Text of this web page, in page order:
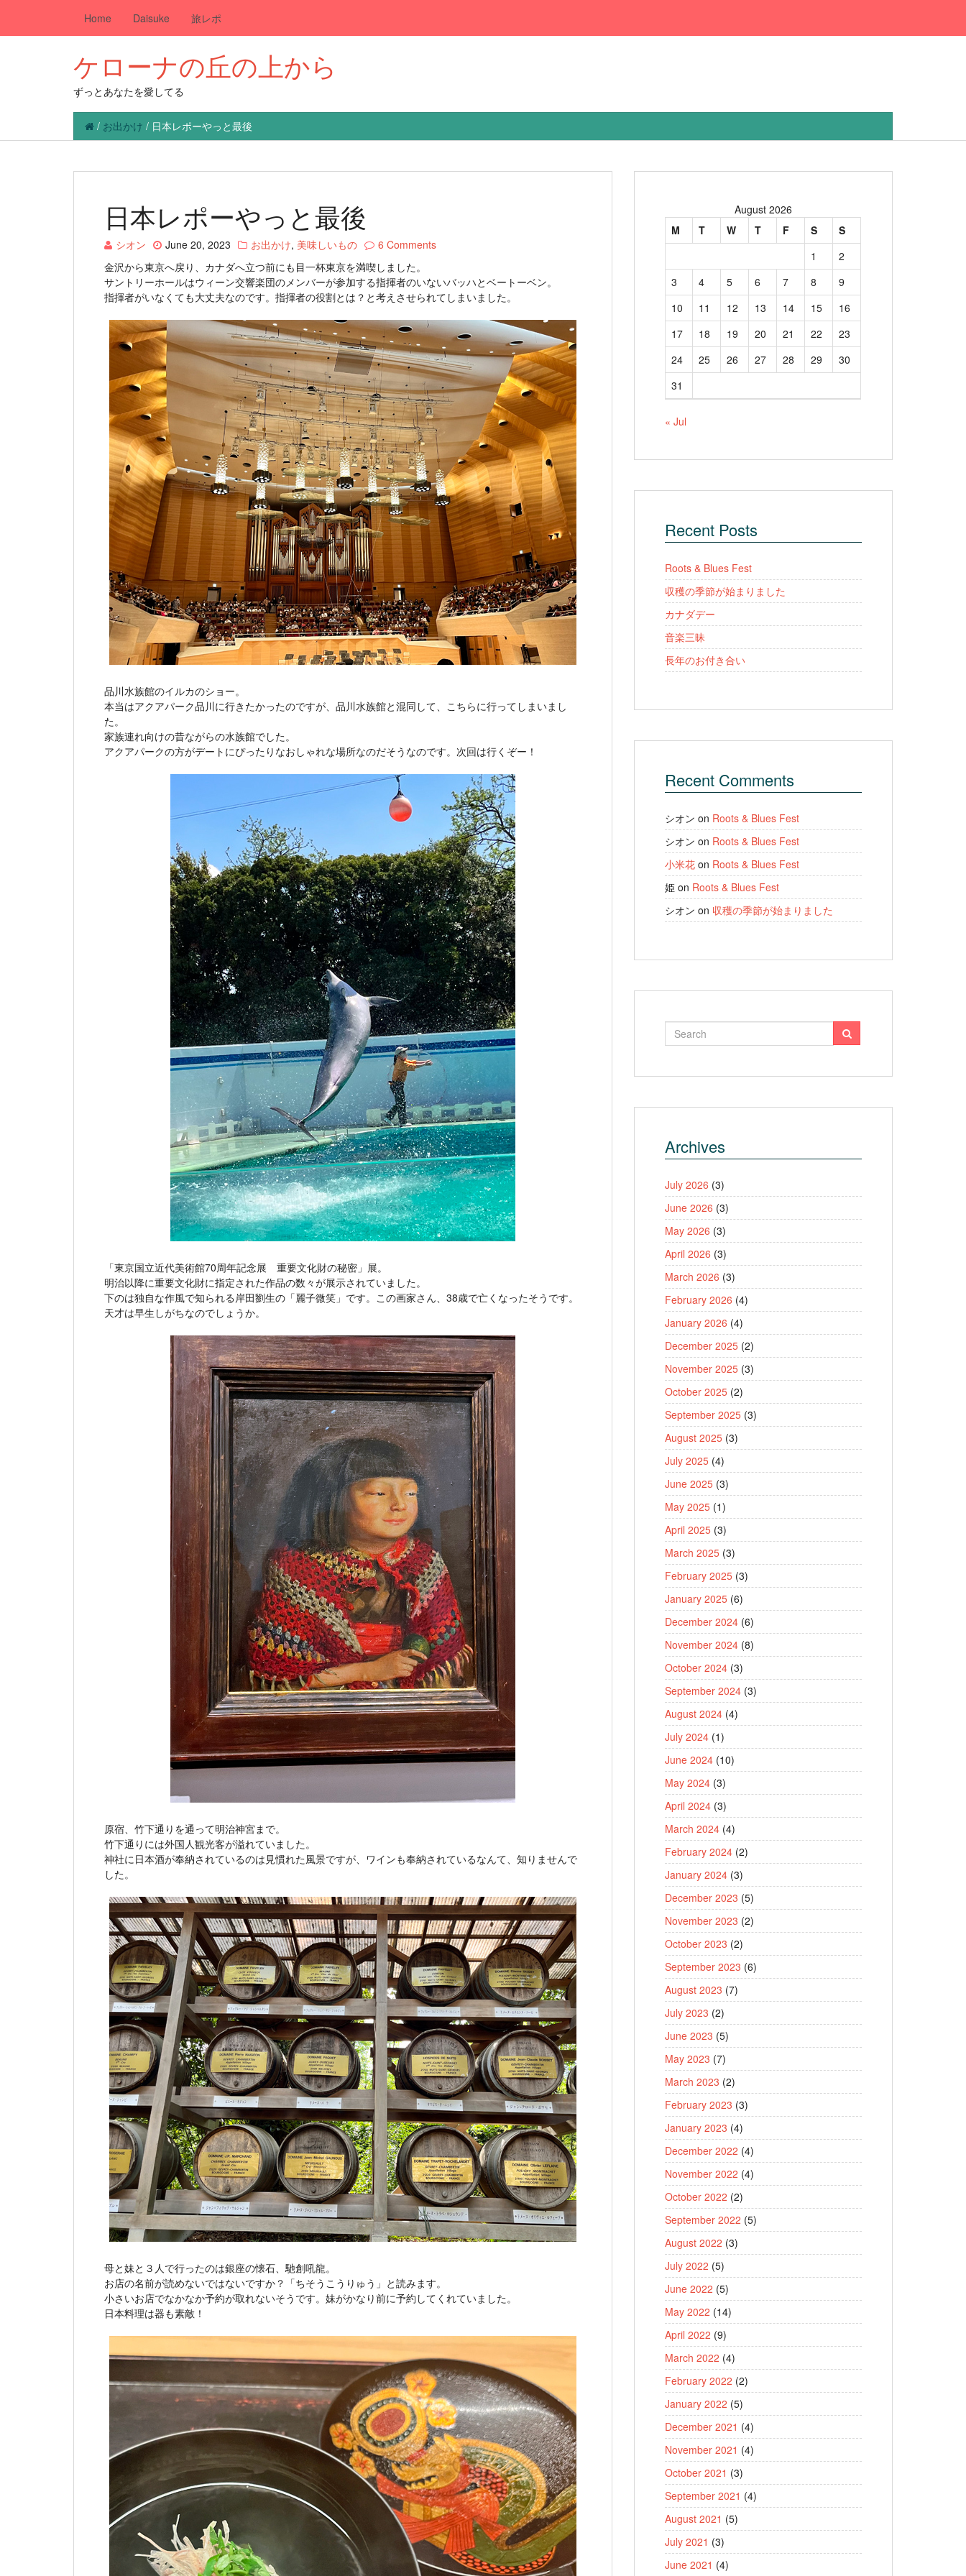
Home Daisuke 旅レポ
ケローナの丘の上から
ずっとあなたを愛してる
/ お出かけ / 日本レポーやっと最後
日本レポーやっと最後
シオン June 20, 2023 お出かけ, 美味しいもの
6 Comments
金沢から東京へ戻り、カナダへ立つ前にも目一杯東京を満喫しました。
サントリーホールはウィーン交響楽団のメンバーが参加する指揮者のいないバッハとベートーベン。
指揮者がいなくても大丈夫なのです。指揮者の役割とは？と考えさせられてしまいました。
品川水族館のイルカのショー。
本当はアクアパーク品川に行きたかったのですが、品川水族館と混同して、こちらに行ってしまいまし
た。
家族連れ向けの昔ながらの水族館でした。
アクアパークの方がデートにぴったりなおしゃれな場所なのだそうなのです。次回は行くぞー！
「東京国立近代美術館70周年記念展 重要文化財の秘密」展。
明治以降に重要文化財に指定された作品の数々が展示されていました。
下のは独自な作風で知られる岸田劉生の「麗子微笑」です。この画家さん、38歳で亡くなったそうです。
天才は早生しがちなのでしょうか。
原宿、竹下通りを通って明治神宮まで。
竹下通りには外国人観光客が溢れていました。
神社に日本酒が奉納されているのは見慣れた風景ですが、ワインも奉納されているなんて、知りませんで
した。
母と妹と３人で行ったのは銀座の懐石、馳創吼龍。
お店の名前が読めないではないですか？「ちそうこうりゅう」と読みます。
小さいお店でなかなか予約が取れないそうです。妹がかなり前に予約してくれていました。
日本料理は器も素敵！
August 2026
M
T W T F S
S
1
2
3
4 5 6 7 8
9
10
11 12 13 14 15
16
17
18 19 20 21 22
23
24
25 26 27 28 29
30
31
« Jul
Recent Posts
Roots & Blues Fest
収穫の季節が始まりました
カナダデー
音楽三昧
長年のお付き合い
Recent Comments
シオン on Roots & Blues Fest
シオン on Roots & Blues Fest
小米花 on Roots & Blues Fest
姫 on Roots & Blues Fest
シオン on 収穫の季節が始まりました
Archives
July 2026 (3)
June 2026 (3)
May 2026 (3)
April 2026 (3)
March 2026 (3)
February 2026 (4)
January 2026 (4)
December 2025 (2)
November 2025 (3)
October 2025 (2)
September 2025 (3)
August 2025 (3)
July 2025 (4)
June 2025 (3)
May 2025 (1)
April 2025 (3)
March 2025 (3)
February 2025 (3)
January 2025 (6)
December 2024 (6)
November 2024 (8)
October 2024 (3)
September 2024 (3)
August 2024 (4)
July 2024 (1)
June 2024 (10)
May 2024 (3)
April 2024 (3)
March 2024 (4)
February 2024 (2)
January 2024 (3)
December 2023 (5)
November 2023 (2)
October 2023 (2)
September 2023 (6)
August 2023 (7)
July 2023 (2)
June 2023 (5)
May 2023 (7)
March 2023 (2)
February 2023 (3)
January 2023 (4)
December 2022 (4)
November 2022 (4)
October 2022 (2)
September 2022 (5)
August 2022 (3)
July 2022 (5)
June 2022 (5)
May 2022 (14)
April 2022 (9)
March 2022 (4)
February 2022 (2)
January 2022 (5)
December 2021 (4)
November 2021 (4)
October 2021 (3)
September 2021 (4)
August 2021 (5)
July 2021 (3)
June 2021 (4)